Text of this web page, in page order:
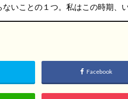
いことの１つ。私はこの時期、
Facebook